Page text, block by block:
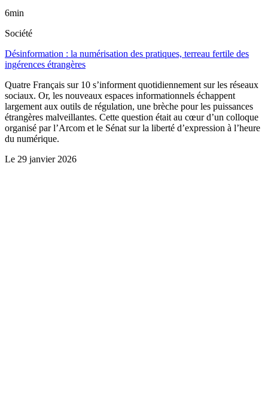
6min
Société
Désinformation : la numérisation des pratiques, terreau fertile des
ingérences étrangères
Quatre Français sur 10 s’informent quotidiennement sur les réseaux
sociaux. Or, les nouveaux espaces informationnels échappent
largement aux outils de régulation, une brèche pour les puissances
étrangères malveillantes. Cette question était au cœur d’un colloque
organisé par l’Arcom et le Sénat sur la liberté d’expression à l’heure
du numérique.
Le 29 janvier 2026